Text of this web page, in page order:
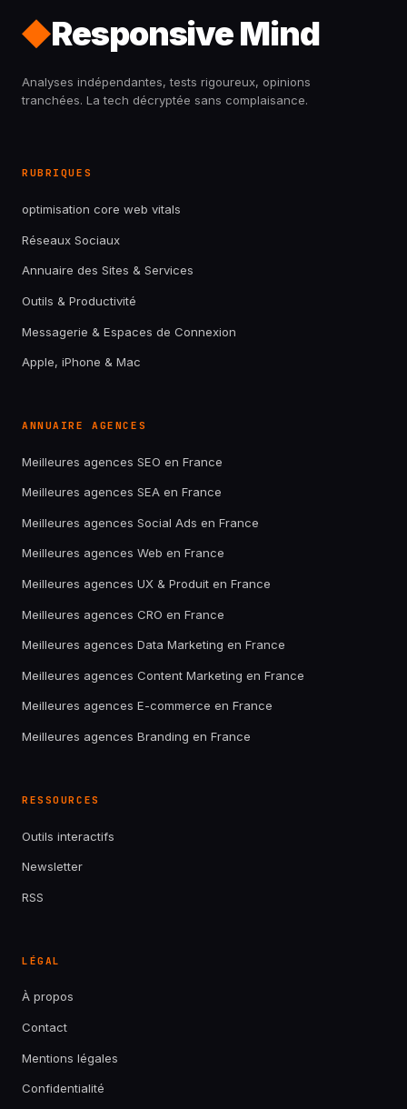
Responsive Mind
Analyses indépendantes, tests rigoureux, opinions
tranchées. La tech décryptée sans complaisance.
RUBRIQUES
optimisation core web vitals
Réseaux Sociaux
Annuaire des Sites & Services
Outils & Productivité
Messagerie & Espaces de Connexion
Apple, iPhone & Mac
ANNUAIRE AGENCES
Meilleures agences SEO en France
Meilleures agences SEA en France
Meilleures agences Social Ads en France
Meilleures agences Web en France
Meilleures agences UX & Produit en France
Meilleures agences CRO en France
Meilleures agences Data Marketing en France
Meilleures agences Content Marketing en France
Meilleures agences E-commerce en France
Meilleures agences Branding en France
RESSOURCES
Outils interactifs
Newsletter
RSS
LÉGAL
À propos
Contact
Mentions légales
Confidentialité